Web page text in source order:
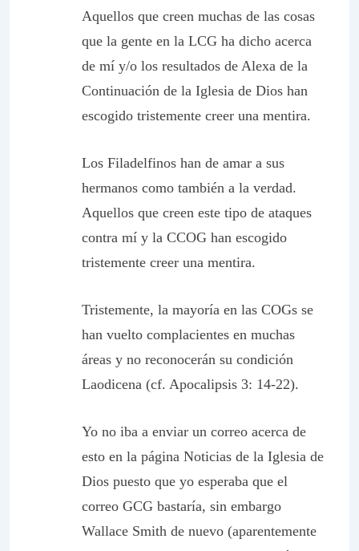
Aquellos que creen muchas de las cosas
que la gente en la LCG ha dicho acerca
de mí y/o los resultados de Alexa de la
Continuación de la Iglesia de Dios han
escogido tristemente creer una mentira.
Los Filadelfinos han de amar a sus
hermanos como también a la verdad.
Aquellos que creen este tipo de ataques
contra mí y la CCOG han escogido
tristemente creer una mentira.
Tristemente, la mayoría en las COGs se
han vuelto complacientes en muchas
áreas y no reconocerán su condición
Laodicena (cf. Apocalipsis 3: 14-22).
Yo no iba a enviar un correo acerca de
esto en la página Noticias de la Iglesia de
Dios puesto que yo esperaba que el
correo GCG bastaría, sin embargo
Wallace Smith de nuevo (aparentemente